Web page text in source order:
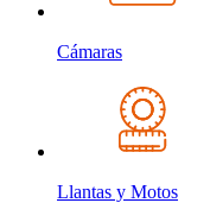
Cámaras
Llantas y Motos